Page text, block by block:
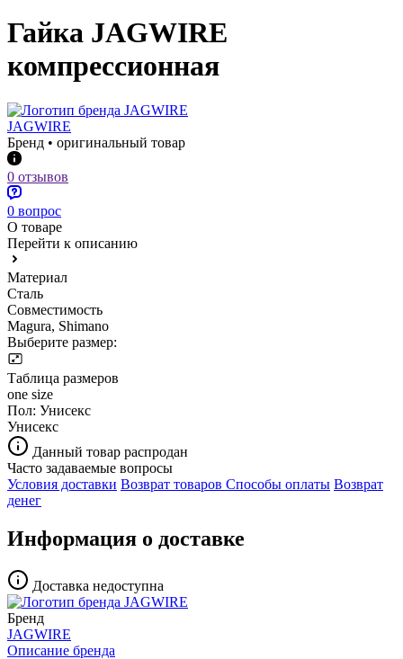
Гайка JAGWIRE
компрессионная
JAGWIRE
Бренд • оригинальный товар
0 отзывов
0 вопрос
О товаре
Перейти к описанию
Материал
Сталь
Совместимость
Magura, Shimano
Выберите размер:
Таблица размеров
one size
Пол: Унисекс
Унисекс
Данный товар распродан
Часто задаваемые вопросы
Условия доставки Возврат товаров Способы оплаты Возврат
денег
Информация о доставке
Доставка недоступна
Бренд
JAGWIRE
Описание бренда